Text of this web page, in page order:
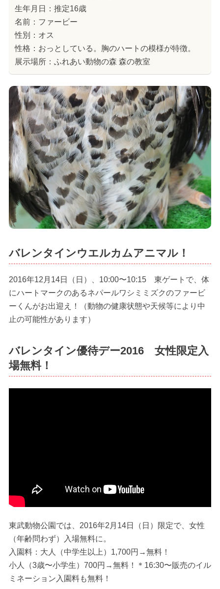
生年月日：推定16歳
名前：ファービー
性別：オス
性格：おっとしている。胸のハートの模様が特徴。
展示場所：ふれあい動物の森 森の教室
バレンタインウエルカムアニマル！
2016年12月14日（日）、10:00〜10:15 東ゲートで、体
にハートマークのあるネパールワシミミズクのファービ
ーくんがお出迎え！（動物の健康状態や天候等により中
止の可能性があります）
バレンタイン優待デー2016 女性限定入
場無料！
東武動物公園では、2016年2月14日（日）限定で、女性
（年齢問わず）入場無料に。
入園料：大人（中学生以上）1,700円→無料！
小人（3歳〜小学生）700円→無料！＊16:30〜販売のイル
ミネーション入園料も無料！